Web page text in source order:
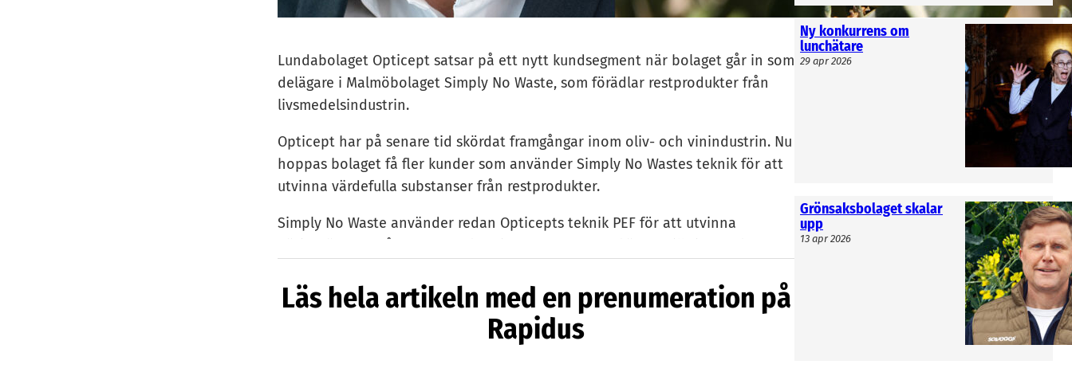
Lundabolaget Opticept satsar på ett nytt kundsegment när bolaget går in som
delägare i Malmöbolaget Simply No Waste, som förädlar restprodukter från
livsmedelsindustrin.
Opticept har på senare tid skördat framgångar inom oliv- och vinindustrin. Nu
hoppas bolaget få fler kunder som använder Simply No Wastes teknik för att
utvinna värdefulla substanser från restprodukter.
Simply No Waste använder redan Opticepts teknik PEF för att utvinna
livsmedel. Hittills har Simply No Waste hyrt in sig på en maskin hos Opticept,
men nu vill bolaget skala upp produktionen och installera en maskin i sina
Läs hela artikeln med en prenumeration på
Rapidus
Ny konkurrens om
lunchätare
29 apr 2026
Grönsaksbolaget skalar
upp
13 apr 2026